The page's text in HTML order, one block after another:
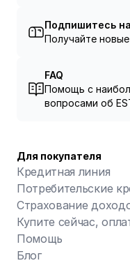
Для покупателя
Кредитная линия
Потребительские
Страхование
Купите сейчас,
Помощь
Блог
Подпишитесь
Получайте
FAQ
Помощь с
вопросами об